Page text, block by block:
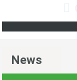
News